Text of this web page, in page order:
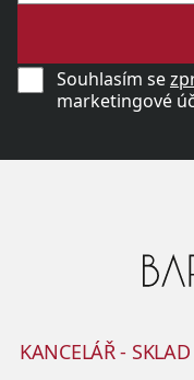
Souhlasím se
marketingové
KANCELÁŘ - SKLAD